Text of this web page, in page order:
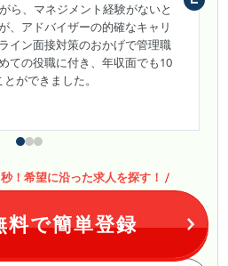
ら、マネジメント経験がないと
、アドバイザーの的確なキャリ
イン面接対策のおかげで管理職
ての役職に付き、年収面でも10
ができました。
！希望に沿った求人を探す！
料で簡単登録